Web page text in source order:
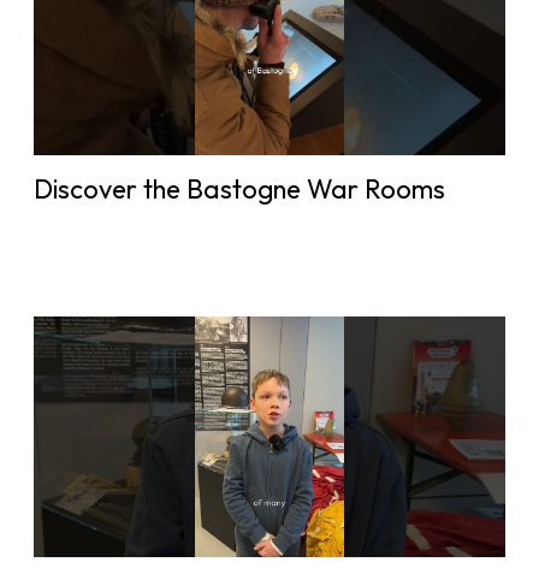
Discover the Bastogne War Rooms